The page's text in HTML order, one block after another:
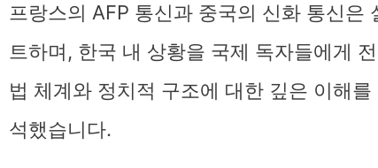
프랑스의 AFP 통신과 중국의 신화 통신은
트하며, 한국 내 상황을 국제 독자들에게
법 체계와 정치적 구조에 대한 깊은 이해
석했습니다.